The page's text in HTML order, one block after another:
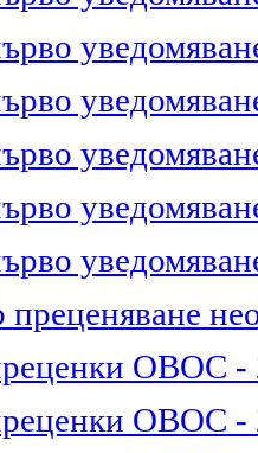
преценяване
ОВОС -
ОВОС -